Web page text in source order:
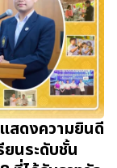
สดงความยินดี
นระดับชั้น